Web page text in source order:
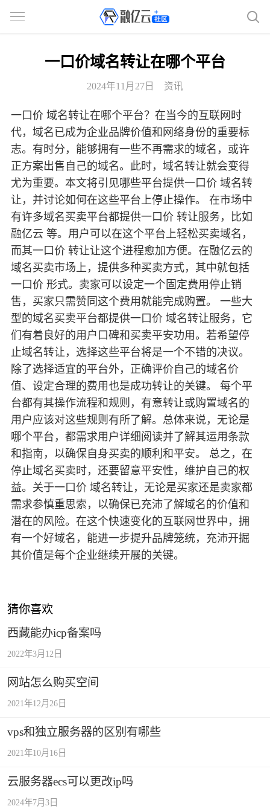
一口价域名转让在哪个平台
2024年11月27日 资讯
一口价 域名转让在哪个平台？在当今的互联网时
代，域名已成为企业品牌价值和网络身份的重要标
志。有时分，能够拥有一些不再需求的域名，或许
正方案出售自己的域名。此时，域名转让就会变得
尤为重要。本文将引见哪些平台提供一口价 域名转
让，并讨论如何在这些平台上停止操作。 在市场中
有许多域名买卖平台都提供一口价 转让服务，比如
融亿云 等。用户可以在这个平台上轻松买卖域名，
而其一口价 转让让这个进程愈加方便。在融亿云的
域名买卖市场上，提供多种买卖方式，其中就包括
一口价 形式。卖家可以设定一个固定费用停止销
售，买家只需赞同这个费用就能完成购置。 一些大
型的域名买卖平台都提供一口价 域名转让服务，它
们有着良好的用户口碑和买卖平安功用。若希望停
止域名转让，选择这些平台将是一个不错的决议。
除了选择适宜的平台外，正确评价自己的域名价
值、设定合理的费用也是成功转让的关键。 每个平
台都有其操作流程和规则，有意转让或购置域名的
用户应该对这些规则有所了解。总体来说，无论是
哪个平台，都需求用户详细阅读并了解其运用条款
和指南，以确保自身买卖的顺利和平安。 总之，在
停止域名买卖时，还要留意平安性，维护自己的权
益。关于一口价 域名转让，无论是买家还是卖家都
需求参慎重思索，以确保已充沛了解域名的价值和
潜在的风险。在这个快速变化的互联网世界中，拥
有一个好域名，能进一步提升品牌笼统，充沛开掘
其价值是每个企业继续开展的关键。
猜你喜欢
西藏能办icp备案吗
2022年3月12日
网站怎么购买空间
2021年12月26日
vps和独立服务器的区别有哪些
2021年10月16日
云服务器ecs可以更改ip吗
2024年7月3日